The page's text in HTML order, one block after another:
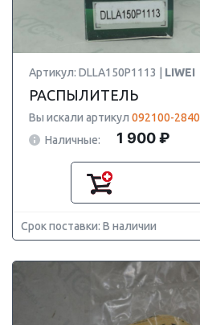
Артикул: DLLA150P1113 | LIWEI
РАСПЫЛИТЕЛЬ
Вы искали артикул 092100-2840
Наличные:
1 900 ₽
Срок поставки: В наличии